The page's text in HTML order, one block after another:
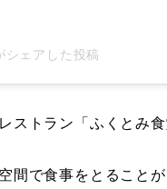
ェアした投稿
トラン「ふくとみ食
で食事をとることが